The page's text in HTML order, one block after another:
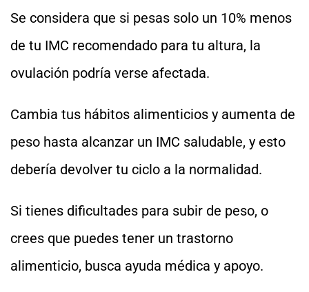
Se considera que si pesas solo un 10% menos
de tu IMC recomendado para tu altura, la
ovulación podría verse afectada.
Cambia tus hábitos alimenticios y aumenta de
peso hasta alcanzar un IMC saludable, y esto
debería devolver tu ciclo a la normalidad.
Si tienes dificultades para subir de peso, o
crees que puedes tener un trastorno
alimenticio, busca ayuda médica y apoyo.